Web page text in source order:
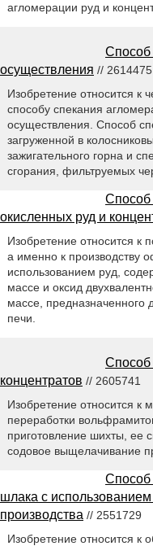
агломерации руд и
Способ
осуществления // 2614475
Изобретение относится к
способу спекания
осуществления. Способ
загруженной в
зажигательного горна и
сгорания, фильтруемых
Способ
окисленных руд и
Изобретение относится к
а именно к производству
использованием руд,
массе и оксид
массе,
печи.
Способ
концентратов // 2605741
Изобретение относится к
переработки
приготовление шихты, ее
содовое выщелачивание
Способ
шлака с
производства // 2551729
Изобретение относится к